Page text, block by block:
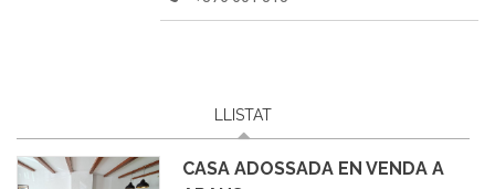
LLISTAT
CASA ADOSSADA EN VENDA A